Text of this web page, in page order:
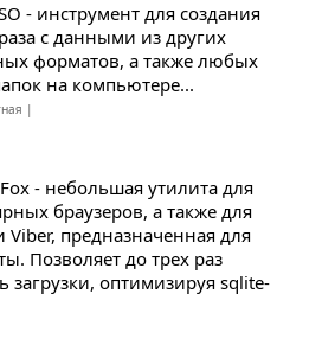
- инструмент для создания
с данными из других
форматов, а также любых
на компьютере...
|
- небольшая утилита для
браузеров, а также для
Viber, предназначенная для
Позволяет до трех раз
загрузки, оптимизируя sqlite-